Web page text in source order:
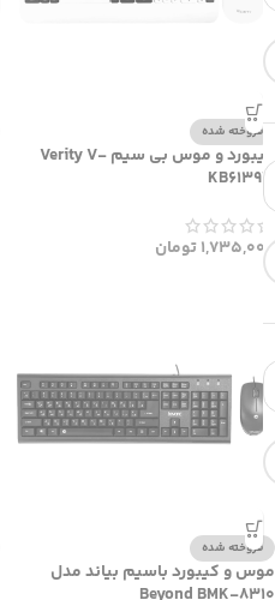
فروخته شده
کیبورد و موس بی سیم Verity V-
KB6139W
1,735,000تومان
فروخته شده
موس و کیبورد باسیم بیاند مدل